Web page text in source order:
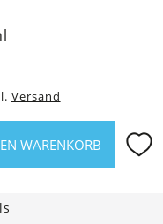
Versand
WARENKORB